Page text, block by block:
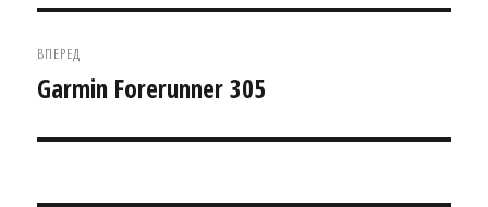
ВПЕРЕД
Наступний
Garmin Forerunner 305